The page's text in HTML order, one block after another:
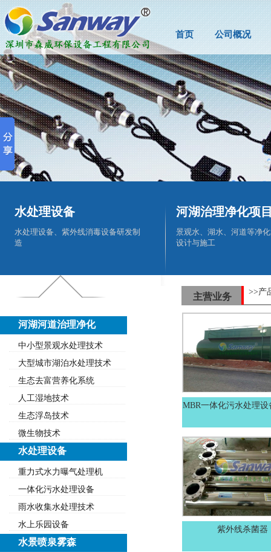
首页 公司概况
水处理设备
水处理设备、紫外线消毒设备研发制
造
河湖治理净化项
景观水、湖水、河道等净
设计与施工
河湖河道治理净化
中小型景观水处理技术
大型城市湖泊水处理技术
生态去富营养化系统
人工湿地技术
生态浮岛技术
微生物技术
水处理设备
重力式水力曝气处理机
一体化污水处理设备
雨水收集水处理技术
水上乐园设备
水景喷泉雾森
主营业务 >>产
MBR一体化污水处理设
紫外线杀菌器